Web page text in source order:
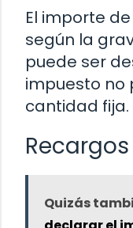
El importe
según la
puede ser
impuesto no
cantidad fija.
Recargos
Quizás